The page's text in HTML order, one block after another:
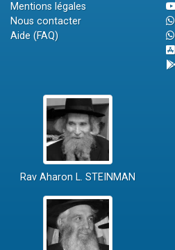
Mentions légales
Nous contacter
Aide (FAQ)
Rav Aharon L. STEINMAN